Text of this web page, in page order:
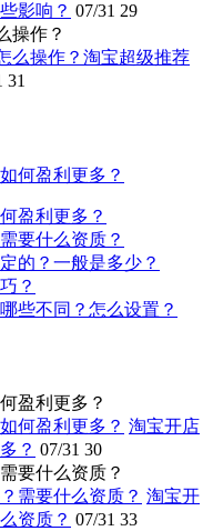
影响？ 07/31 29
操作？
淘宝超级推荐
31
盈利更多？
要什么资质？
的？一般是多少？
？
些不同？怎么设置？
盈利更多？
淘宝开店
？ 07/31 30
要什么资质？
淘宝开
资质？ 07/31 33